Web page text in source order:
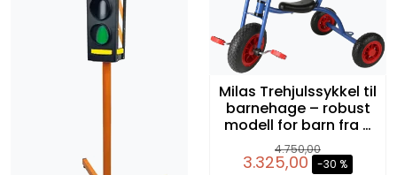
Milas Trehjulssykkel til
barnehage – robust
modell for barn fra 3
år
4.750,00
3.325,00 -30 %